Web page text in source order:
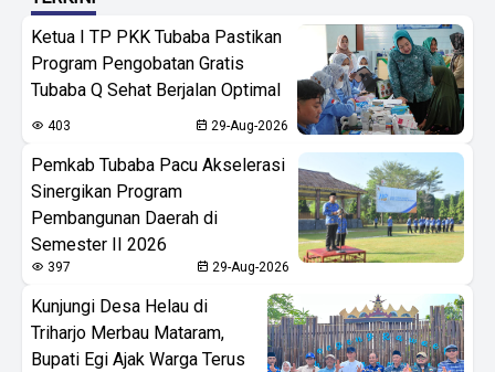
Ketua I TP PKK Tubaba Pastikan
Program Pengobatan Gratis
Tubaba Q Sehat Berjalan Optimal
403 29-Aug-2026
Pemkab Tubaba Pacu Akselerasi
Sinergikan Program
Pembangunan Daerah di
Semester II 2026
397 29-Aug-2026
Kunjungi Desa Helau di
Triharjo Merbau Mataram,
Bupati Egi Ajak Warga Terus